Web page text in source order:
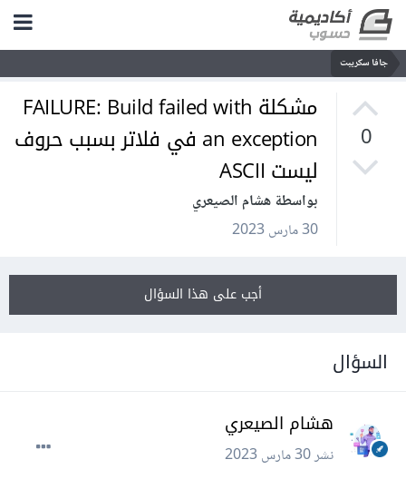
جافا سكريبت
0
مشكلة FAILURE: Build failed with
an exception في فلاتر بسبب حروف
ليست ASCII
بواسطة هشام الصيعري
30 مارس 2023
أجب على هذا السؤال
السؤال
هشام الصيعري
نشر30 مارس 2023